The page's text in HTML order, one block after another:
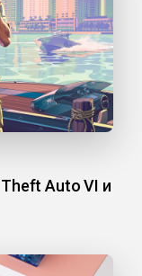
Auto VI и